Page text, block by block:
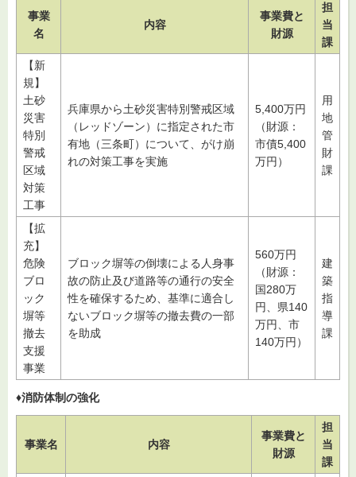
事業
名
内容
事業費と
財源
担
当
課
【新
規】
土砂
災害
特別
警戒
区域
対策
工事
兵庫県から土砂災害特別警戒区域
（レッドゾーン）に指定された市
有地（三条町）について、がけ崩
れの対策工事を実施
5,400万円
（財源：
市債5,400
万円）
用
地
管
財
課
【拡
充】
危険
ブロ
ック
塀等
撤去
支援
事業
ブロック塀等の倒壊による人身事
故の防止及び道路等の通行の安全
性を確保するため、基準に適合し
ないブロック塀等の撤去費の一部
を助成
560万円
（財源：
国280万
円、県140
万円、市
140万円）
建
築
指
導
課
♦消防体制の強化
事業名 内容
事業費と
財源
担
当
課